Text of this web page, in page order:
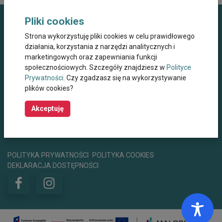
Pliki cookies
Strona wykorzystuję pliki cookies w celu prawidłowego
działania, korzystania z narzędzi analitycznych i
marketingowych oraz zapewniania funkcji
społecznościowych. Szczegóły znajdziesz w Polityce
Prywatności . Czy zgadzasz się na wykorzystywanie
plików cookies?
Akceptuję
Dane kontaktowe
Miejskie Centrum Opieki dla Osób Starszych,
Przewlekle Niepełnosprawnych oraz
Niesamodzielnych w Krakowie
ul. Wielicka 267, 30-663 Kraków
+48 12 44 67 565
POLITYKA PRYWATNOŚCI
POLITYKA COOKIES
DEKLARACJA DOSTĘPNOŚCI